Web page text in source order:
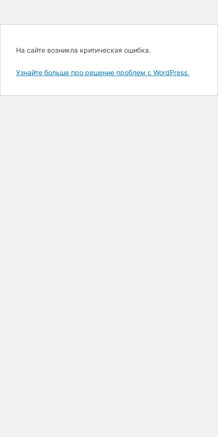
На сайте возникла критическая ошибка.
Узнайте больше про решение проблем с WordPress.